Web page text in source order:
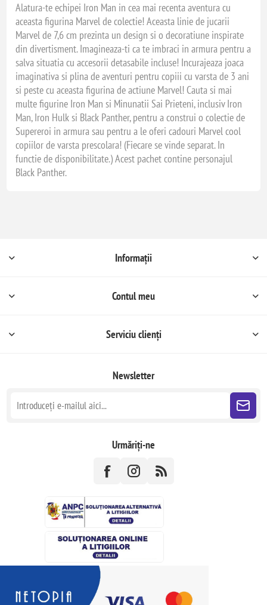
Alatura-te echipei Iron Man in cea mai recenta aventura cu
aceasta figurina Marvel de colectie! Aceasta linie de jucarii
Marvel de 7,6 cm prezinta un design si o decoratiune inspirate
din divertisment. Imagineaza-ti ca te imbraci in armura pentru a
salva situatia cu accesorii detasabile incluse! Incurajeaza joaca
imaginativa si plina de aventuri pentru copiii cu varsta de 3 ani
si peste cu aceasta figurina de actiune Marvel! Cauta si mai
multe figurine Iron Man si Minunatii Sai Prieteni, inclusiv Iron
Man, Iron Hulk si Black Panther, pentru a construi o colectie de
Supereroi in armura sau pentru a le oferi cadouri Marvel cool
copiilor de varsta prescolara! (Fiecare se vinde separat. In
functie de disponibilitate.) Acest pachet contine personajul
Black Panther.
Informații
Contul meu
Serviciu clienți
Newsletter
Urmăriți-ne